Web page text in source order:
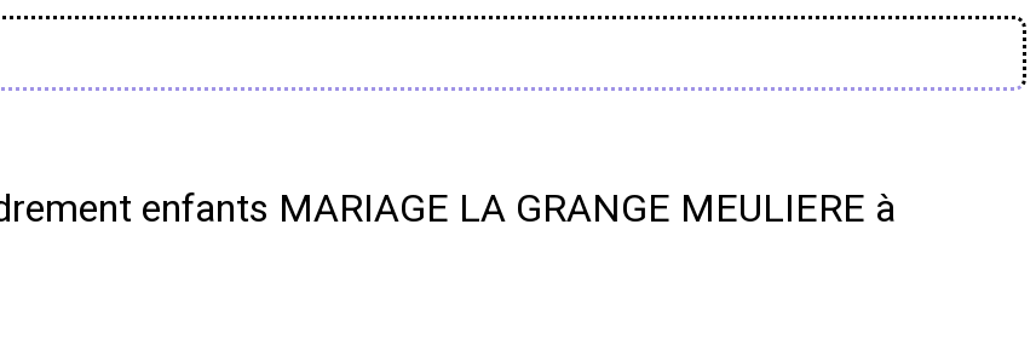
enfants MARIAGE LA GRANGE MEULIERE à